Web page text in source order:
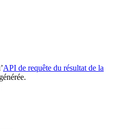
API de requête du résultat de la